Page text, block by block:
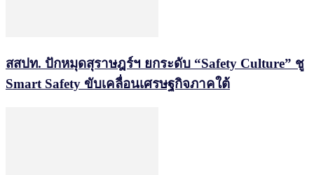
สสปท. ปักหมุดสุราษฎร์ฯ ยกระดับ “Safety Culture” ชู
Smart Safety ขับเคลื่อนเศรษฐกิจภาคใต้